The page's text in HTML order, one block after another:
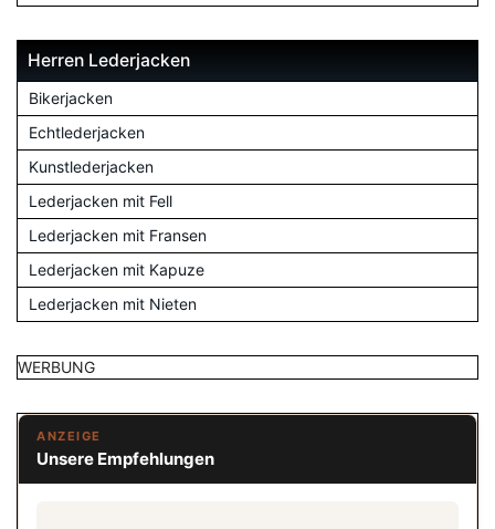
Herren Lederjacken
Bikerjacken
Echtlederjacken
Kunstlederjacken
Lederjacken mit Fell
Lederjacken mit Fransen
Lederjacken mit Kapuze
Lederjacken mit Nieten
WERBUNG
ANZEIGE
Unsere Empfehlungen